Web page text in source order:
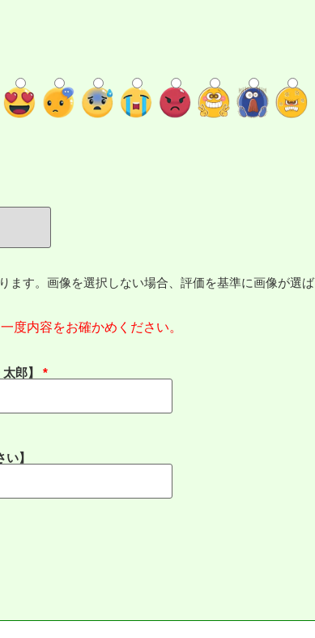
ます。画像を選択しない場合、評価を基準に画像が選ば
度内容をお確かめください。
郎】
】